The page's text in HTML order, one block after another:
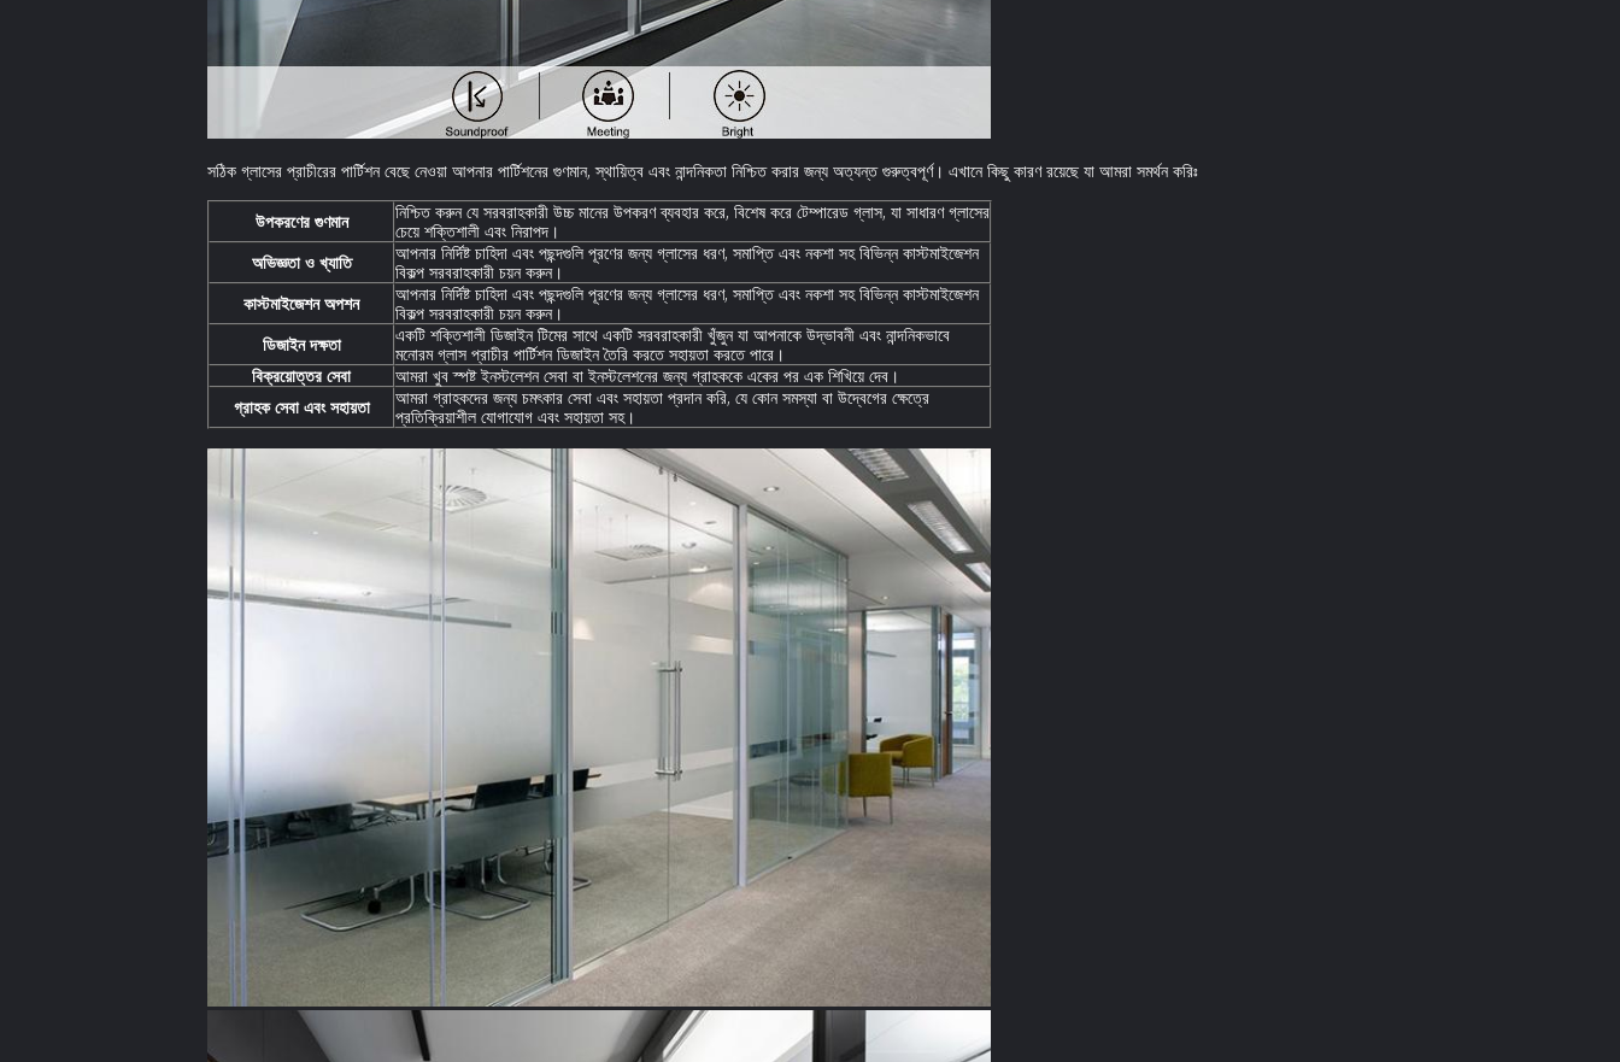
সঠিক গ্লাসের প্রাচীরের পার্টিশন বেছে নেওয়া আপনার পার্টিশনের গুণমান, স্থায়িত্ব এবং নান্দনিকতা নিশ্চিত করার জন্য অত্যন্ত গুরুত্বপূর্ণ। এখানে কিছু কারণ রয়েছে যা আমরা সমর্থন করিঃ
উপকরণের গুণমান
নিশ্চিত করুন যে সরবরাহকারী উচ্চ মানের উপকরণ ব্যবহার করে, বিশেষ করে টেম্পারেড গ্লাস, যা সাধারণ গ্লাসের
চেয়ে শক্তিশালী এবং নিরাপদ।
অভিজ্ঞতা ও খ্যাতি
আপনার নির্দিষ্ট চাহিদা এবং পছন্দগুলি পূরণের জন্য গ্লাসের ধরণ, সমাপ্তি এবং নকশা সহ বিভিন্ন কাস্টমাইজেশন
বিকল্প সরবরাহকারী চয়ন করুন।
কাস্টমাইজেশন অপশন
আপনার নির্দিষ্ট চাহিদা এবং পছন্দগুলি পূরণের জন্য গ্লাসের ধরণ, সমাপ্তি এবং নকশা সহ বিভিন্ন কাস্টমাইজেশন
বিকল্প সরবরাহকারী চয়ন করুন।
ডিজাইন দক্ষতা
একটি শক্তিশালী ডিজাইন টিমের সাথে একটি সরবরাহকারী খুঁজুন যা আপনাকে উদ্ভাবনী এবং নান্দনিকভাবে
মনোরম গ্লাস প্রাচীর পার্টিশন ডিজাইন তৈরি করতে সহায়তা করতে পারে।
বিক্রয়োত্তর সেবা
আমরা খুব স্পষ্ট ইনস্টলেশন সেবা বা ইনস্টলেশনের জন্য গ্রাহককে একের পর এক শিখিয়ে দেব।
গ্রাহক সেবা এবং সহায়তা
আমরা গ্রাহকদের জন্য চমৎকার সেবা এবং সহায়তা প্রদান করি, যে কোন সমস্যা বা উদ্বেগের ক্ষেত্রে
প্রতিক্রিয়াশীল যোগাযোগ এবং সহায়তা সহ।